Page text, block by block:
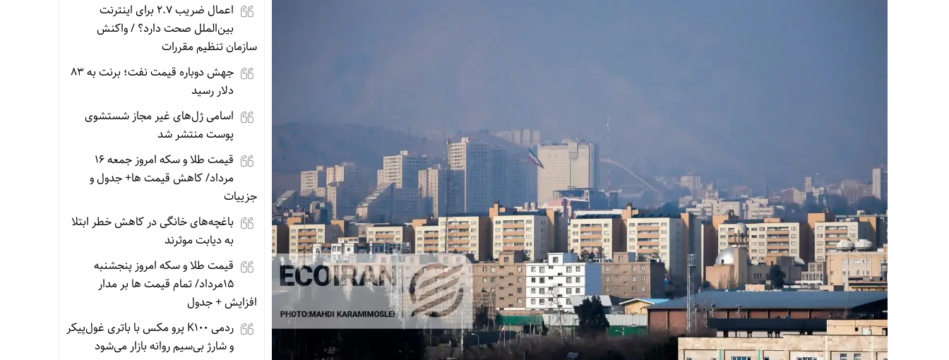
اعمال ضریب ۲.۷ برای اینترنت
بین‌الملل صحت دارد؟ / واکنش
سازمان تنظیم مقررات
جهش دوباره قیمت نفت؛ برنت به ۸۳
دلار رسید
اسامی ژل‌های غیر مجاز شستشوی
پوست منتشر شد
قیمت طلا و سکه امروز جمعه ۱۶
مرداد/ کاهش قیمت ها+ جدول و
جزییات
باغچه‌های خانگی در کاهش خطر ابتلا
به دیابت موثرند
قیمت طلا و سکه امروز پنجشنبه
15مرداد/ تمام قیمت ها بر مدار
افزایش + جدول
ردمی K100 پرو مکس با باتری غول‌پیکر
و شارژ بی‌سیم روانه بازار می‌شود